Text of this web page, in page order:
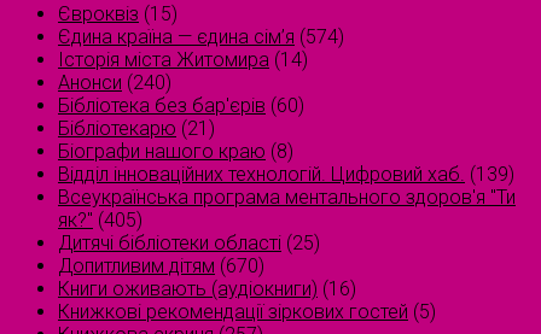
Євроквіз (15)
Єдина країна — єдина сім’я (574)
Історія міста Житомира (14)
Анонси (240)
Бібліотека без бар'єрів (60)
Бібліотекарю (21)
Біографи нашого краю (8)
Відділ інноваційних технологій. Цифровий хаб. (139)
Всеукраїнська програма ментального здоров'я "Ти
як?" (405)
Дитячі бібліотеки області (25)
Допитливим дітям (670)
Книги оживають (аудіокниги) (16)
Книжкові рекомендації зіркових гостей (5)